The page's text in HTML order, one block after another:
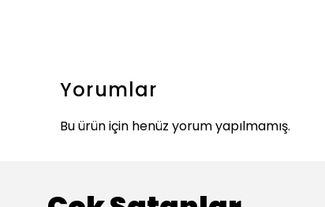
Yorumlar
Bu ürün için henüz yorum yapılmamış.